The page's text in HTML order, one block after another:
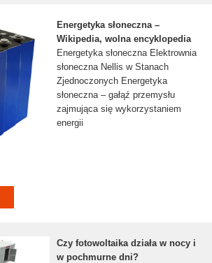
Energetyka słoneczna –
Wikipedia, wolna encyklopedia
Energetyka słoneczna Elektrownia
słoneczna Nellis w Stanach
Zjednoczonych Energetyka
słoneczna – gałąź przemysłu
zajmująca się wykorzystaniem
energii
Czy fotowoltaika działa w nocy i
w pochmurne dni?